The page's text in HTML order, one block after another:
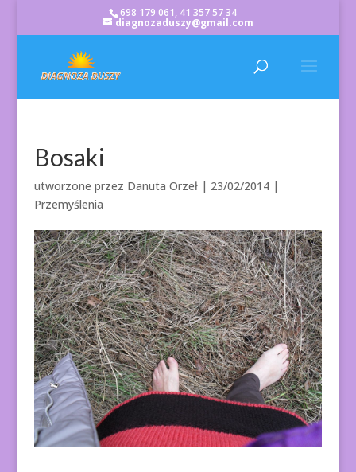
698 179 061, 41 357 57 34
diagnozaduszy@gmail.com
Bosaki
utworzone przez Danuta Orzeł| 23/02/2014|
Przemyślenia